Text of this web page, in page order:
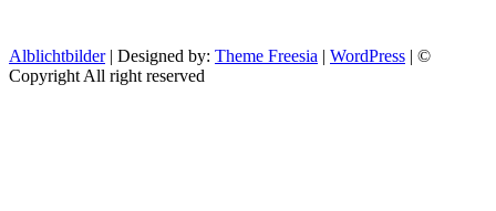
Alblichtbilder| Designed by: Theme Freesia | WordPress | ©
Copyright All right reserved